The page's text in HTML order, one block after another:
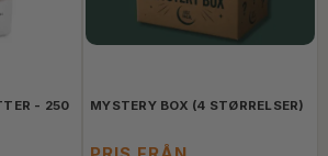
- 250
MYSTERY BOX (4 STØRRELSER)